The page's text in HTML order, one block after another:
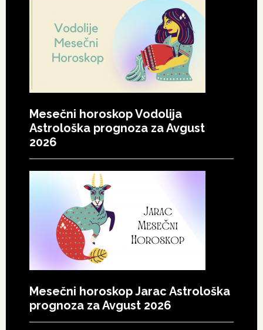
Mesečni horoskop Vodolija
Astrološka prognoza za Avgust
2026
Mesečni horoskop Jarac Astrološka
prognoza za Avgust 2026